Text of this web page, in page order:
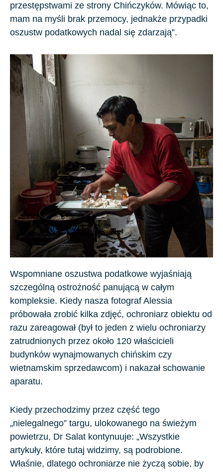
przestępstwami ze strony Chińczyków. Mówiąc to,
mam na myśli brak przemocy, jednakże przypadki
oszustw podatkowych nadal się zdarzają”.
Wspomniane oszustwa podatkowe wyjaśniają
szczególną ostrożność panującą w całym
kompleksie. Kiedy nasza fotograf Alessia
próbowała zrobić kilka zdjęć, ochroniarz obiektu od
razu zareagował (był to jeden z wielu ochroniarzy
zatrudnionych przez około 120 właścicieli
budynków wynajmowanych chińskim czy
wietnamskim sprzedawcom) i nakazał schowanie
aparatu.
Kiedy przechodzimy przez część tego
„nielegalnego” targu, ulokowanego na świeżym
powietrzu, Dr Salat kontynuuje: „Wszystkie
artykuły, które tutaj widzimy, są podrobione.
Właśnie, dlatego ochroniarze nie życzą sobie, by